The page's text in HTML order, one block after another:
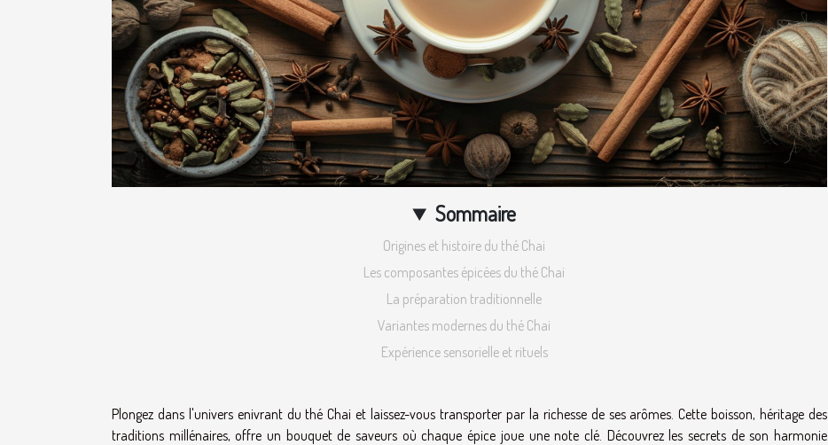
Sommaire
Origines et histoire du thé Chai
Les composantes épicées du thé Chai
La préparation traditionnelle
Variantes modernes du thé Chai
Expérience sensorielle et rituels
Plongez dans l'univers enivrant du thé Chai et laissez-vous transporter par la richesse de ses arômes. Cette boisson, héritage des
traditions millénaires, offre un bouquet de saveurs où chaque épice joue une note clé. Découvrez les secrets de son harmonie